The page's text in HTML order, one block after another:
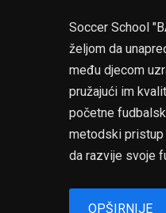
Soccer School
željom da
među djecom
pružajući im
početne
metodski
da razvije svoje
OPŠIRNIJE